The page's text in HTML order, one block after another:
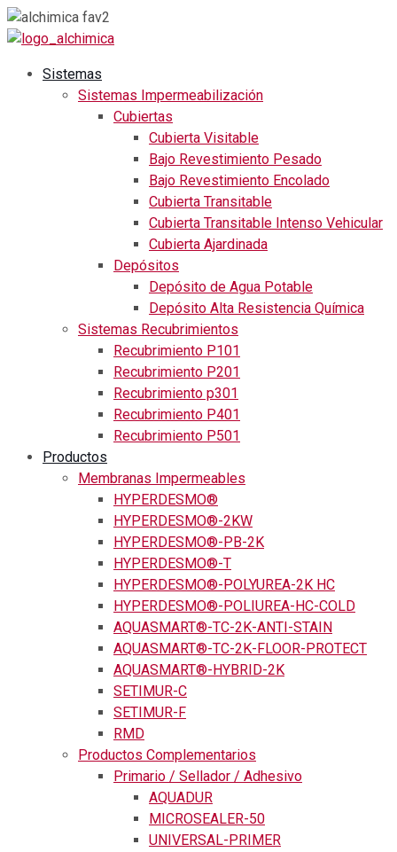
Sistemas
Sistemas Impermeabilización
Cubiertas
Cubierta Visitable
Bajo Revestimiento Pesado
Bajo Revestimiento Encolado
Cubierta Transitable
Cubierta Transitable Intenso Vehicular
Cubierta Ajardinada
Depósitos
Depósito de Agua Potable
Depósito Alta Resistencia Química
Sistemas Recubrimientos
Recubrimiento P101
Recubrimiento P201
Recubrimiento p301
Recubrimiento P401
Recubrimiento P501
Productos
Membranas Impermeables
HYPERDESMO®
HYPERDESMO®-2KW
HYPERDESMO®-PB-2K
HYPERDESMO®-T
HYPERDESMO®-POLYUREA-2K HC
HYPERDESMO®-POLIUREA-HC-COLD
AQUASMART®-TC-2K-ANTI-STAIN
AQUASMART®-TC-2K-FLOOR-PROTECT
AQUASMART®-HYBRID-2K
SETIMUR-C
SETIMUR-F
RMD
Productos Complementarios
Primario / Sellador / Adhesivo
AQUADUR
MICROSEALER-50
UNIVERSAL-PRIMER